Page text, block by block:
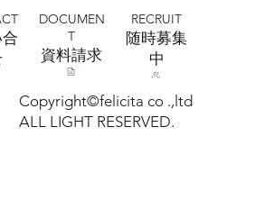
Copyright©felicita co .,ltd
ALL LIGHT RESERVED.
DOCUMEN
T
​資料請求
RECRUIT
​随時募集
中